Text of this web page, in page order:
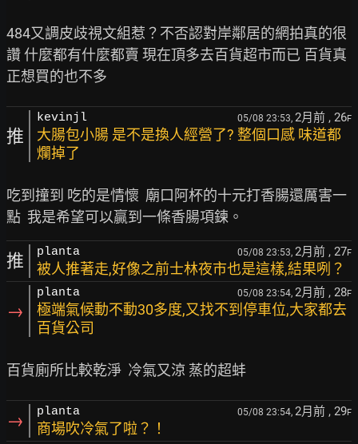
484又調皮歧視文組惹？不否認對岸鄰居的網拍真的很
讚 什麼都有什麼都賣 現在頂多去百貨超市而已 百貨真
推
kevinjl 05/08 23:53, 2月前 , 26F
大腸包小腸 是不是換人經營了? 整個口感 味道都
爛掉了
吃到撞到 吃的是情懷  廟口阿杯的十元打香腸還厲害一
推 planta 05/08 23:53, 2月前 , 27F
被人推著走,好像之前士林夜市也是這樣,結果咧？
→
planta 05/08 23:54, 2月前 , 28F
極端氣候動不動30多度,又找不到停車位,大家都去
百貨公司
→ planta 05/08 23:54, 2月前 , 29F
商場吹冷氣了啦？！